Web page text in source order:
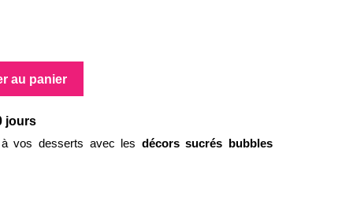
au panier
jours
vos desserts avec les décors sucrés bubbles